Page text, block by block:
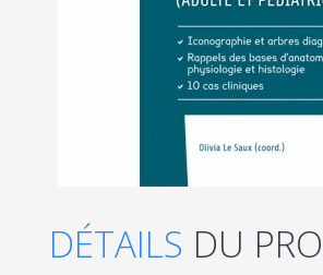
DÉTAILS DU